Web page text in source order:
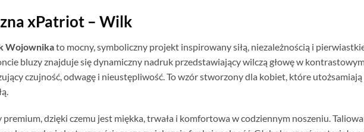
xPatriot – Wilk
Wojownikato mocny, symboliczny projekt inspirowany siłą, niezależnością i
bluzy znajduje się dynamiczny nadruk przedstawiający wilczą głowę w
czujność, odwagę i nieustępliwość. To wzór stworzony dla kobiet, które
premium, dzięki czemu jest miękka, trwała i komfortowa w codziennym noszeniu.